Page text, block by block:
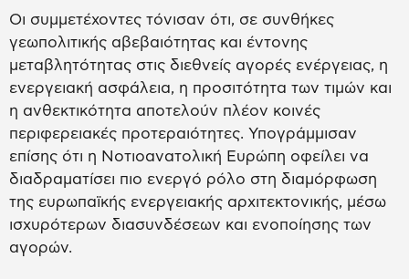
Οι συμμετέχοντες τόνισαν ότι, σε συνθήκες
γεωπολιτικής αβεβαιότητας και έντονης
μεταβλητότητας στις διεθνείς αγορές ενέργειας, η
ενεργειακή ασφάλεια, η προσιτότητα των τιμών και
η ανθεκτικότητα αποτελούν πλέον κοινές
περιφερειακές προτεραιότητες. Υπογράμμισαν
επίσης ότι η Νοτιοανατολική Ευρώπη οφείλει να
διαδραματίσει πιο ενεργό ρόλο στη διαμόρφωση
της ευρωπαϊκής ενεργειακής αρχιτεκτονικής, μέσω
ισχυρότερων διασυνδέσεων και ενοποίησης των
αγορών.